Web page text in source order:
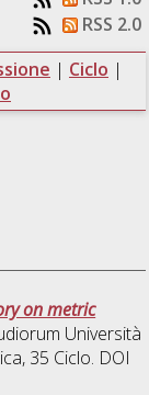
RSS 2.0
| Ciclo |
on metric
Università
, 35 Ciclo. DOI